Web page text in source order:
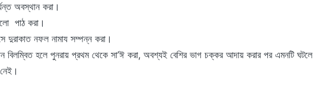
অবস্থান করা।
পাঠ করা।
দুরাকাত নফল নামায সম্পন্ন করা।
বিলম্বিত হলে পুনরায় প্রথম থেকে সা’ঈ করা, অবশ্যই বেশির ভাগ চক্কর আদায় করার পর এমনটি ঘটলে